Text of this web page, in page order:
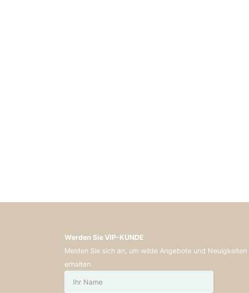
Werden Sie VIP-KUNDE
Melden Sie sich an, um wilde Angebote und Neuigkeiten
erhalten.